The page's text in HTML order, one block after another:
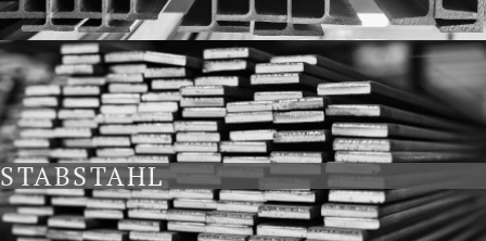
STABSTAHL